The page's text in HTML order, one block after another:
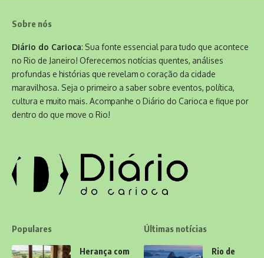
Sobre nós
Diário do Carioca: Sua fonte essencial para tudo que acontece
no Rio de Janeiro! Oferecemos notícias quentes, análises
profundas e histórias que revelam o coração da cidade
maravilhosa. Seja o primeiro a saber sobre eventos, política,
cultura e muito mais. Acompanhe o Diário do Carioca e fique por
dentro do que move o Rio!
Populares
Herança com
Últimas notícias
Rio de